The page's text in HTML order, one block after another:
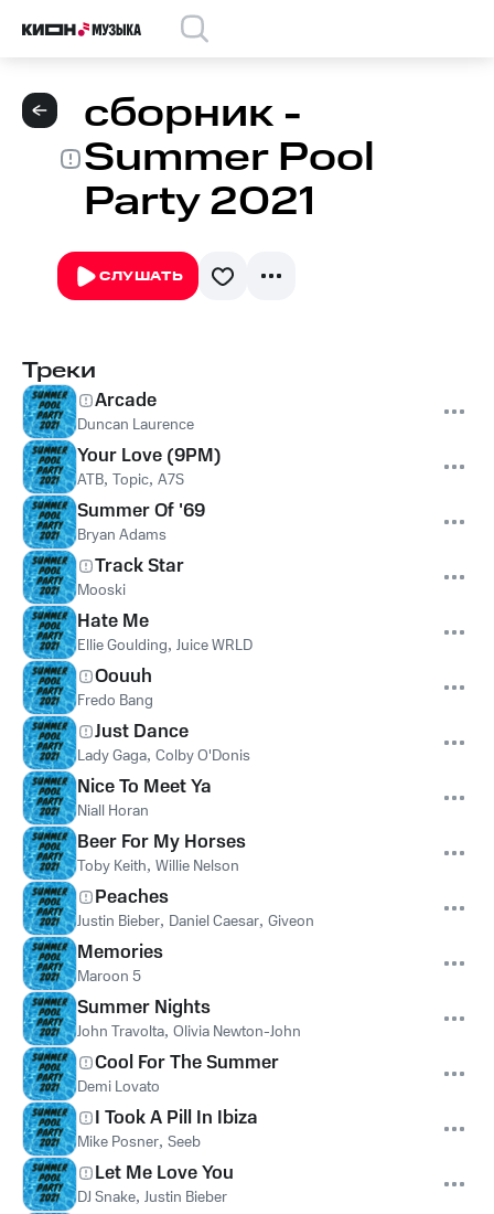
сборник -
Summer Pool
Party 2021
СЛУШАТЬ
Треки
Arcade
Duncan Laurence
Your Love (9PM)
ATB, Topic, A7S
Summer Of '69
Bryan Adams
Track Star
Mooski
Hate Me
Ellie Goulding, Juice WRLD
Oouuh
Fredo Bang
Just Dance
Lady Gaga, Colby O'Donis
Nice To Meet Ya
Niall Horan
Beer For My Horses
Toby Keith, Willie Nelson
Peaches
Justin Bieber, Daniel Caesar, Giveon
Memories
Maroon 5
Summer Nights
John Travolta, Olivia Newton-John
Cool For The Summer
Demi Lovato
I Took A Pill In Ibiza
Mike Posner, Seeb
Let Me Love You
DJ Snake, Justin Bieber